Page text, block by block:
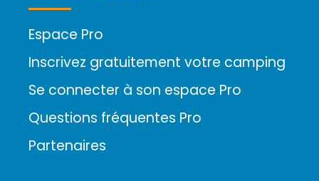
Espace Pro
Inscrivez gratuitement votre camping
Se connecter à son espace Pro
Questions fréquentes Pro
Partenaires